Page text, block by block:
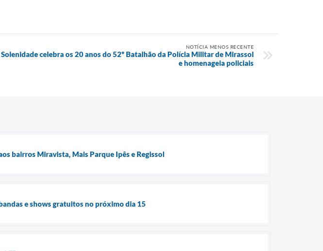
NOTÍCIA MENOS RECENTE
Solenidade celebra os 20 anos do 52º Batalhão da Polícia Militar de Mirassol
e homenageia policiais
bairros Miravista, Mais Parque Ipês e Regissol
e shows gratuitos no próximo dia 15